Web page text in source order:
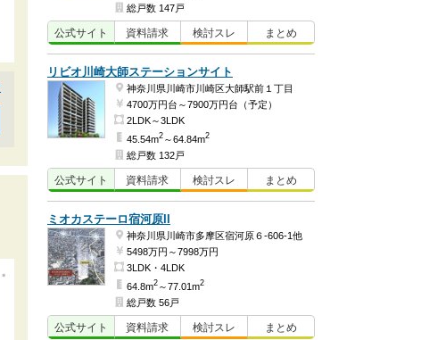
総戸数 147戸
公式サイト 資料請求 検討スレ まとめ
リビオ川崎大師ステーションサイト
神奈川県川崎市川崎区大師駅前１丁目
4700万円台～7900万円台（予定）
2LDK～3LDK
45.54m2 ～64.84m2
総戸数 132戸
公式サイト 資料請求 検討スレ まとめ
ミオカステーロ宿河原II
神奈川県川崎市多摩区宿河原６-606-1他
5498万円～7998万円
3LDK・4LDK
64.8m2 ～77.01m2
総戸数 56戸
公式サイト 資料請求 検討スレ まとめ